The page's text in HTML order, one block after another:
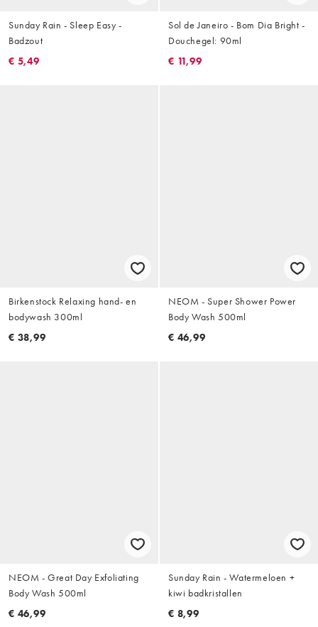
Sunday Rain - Sleep Easy -
Badzout
€ 5,49
Sol de Janeiro - Bom Dia Bright -
Douchegel: 90ml
€ 11,99
Birkenstock Relaxing hand- en
bodywash 300ml
€ 38,99
NEOM - Super Shower Power
Body Wash 500ml
€ 46,99
NEOM - Great Day Exfoliating
Body Wash 500ml
€ 46,99
Sunday Rain - Watermeloen +
kiwi badkristallen
€ 8,99